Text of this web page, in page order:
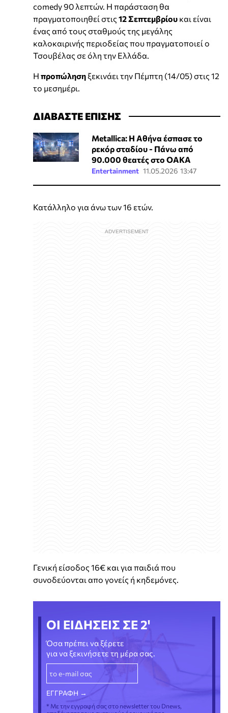
comedy 90 λεπτών. Η παράσταση θα
πραγματοποιηθεί στις 12 Σεπτεμβρίου και είναι
ένας από τους σταθμούς της μεγάλης
καλοκαιρινής περιοδείας που πραγματοποιεί ο
Τσουβέλας σε όλη την Ελλάδα.
Η προπώληση ξεκινάει την Πέμπτη (14/05) στις 12
το μεσημέρι.
ΔΙΑΒΑΣΤΕ ΕΠΙΣΗΣ
Metallica: Η Αθήνα έσπασε το
ρεκόρ σταδίου - Πάνω από
90.000 θεατές στο ΟΑΚΑ
Entertainment 11.05.2026 13:47
Κατάλληλο για άνω των 16 ετών.
Γενική είσοδος 16€ και για παιδιά που
συνοδεύονται απο γονείς ή κηδεμόνες.
ΟΙ ΕΙΔΗΣΕΙΣ ΣΕ 2'
Όσα πρέπει να ξέρετε
για να ξεκινήσετε τη μέρα σας.
* Με την εγγραφή σας στο newsletter του Dnews,